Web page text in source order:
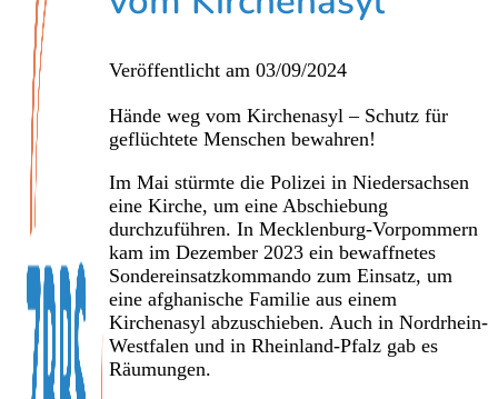
Veröffentlicht am 03/09/2024
Hände weg vom Kirchenasyl – Schutz für
geflüchtete Menschen bewahren!
Im Mai stürmte die Polizei in Niedersachsen
eine Kirche, um eine Abschiebung
durchzuführen. In Mecklenburg-Vorpommern
kam im Dezember 2023 ein bewaffnetes
Sondereinsatzkommando zum Einsatz, um
eine afghanische Familie aus einem
Kirchenasyl abzuschieben. Auch in Nordrhein-
Westfalen und in Rheinland-Pfalz gab es
Räumungen.